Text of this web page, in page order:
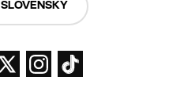
SLOVENSKY